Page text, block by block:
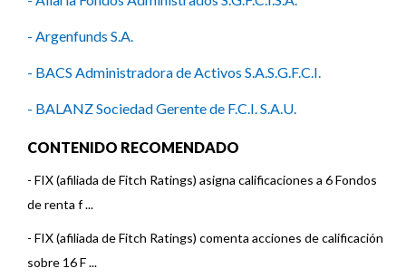
- Argenfunds S.A.
- BACS Administradora de Activos S.A.S.G.F.C.I.
- BALANZ Sociedad Gerente de F.C.I. S.A.U.
- Bancor Fondos Sociedad Gerente de Fondos Comunes de
- BMA Asset Management SAU
- Delta Asset Management S.A.
CONTENIDO RECOMENDADO
- FIX (afiliada de Fitch Ratings) asigna calificaciones a 6 Fondos
de renta f ...
- FIX (afiliada de Fitch Ratings) comenta acciones de calificación
sobre 16 F ...